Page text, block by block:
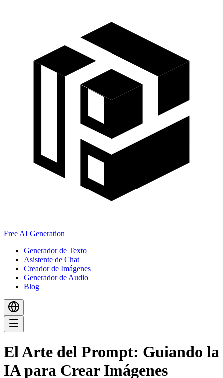
Free AI Generation
Generador de Texto
Asistente de Chat
Creador de Imágenes
Generador de Audio
Blog
El Arte del Prompt: Guiando la
IA para Crear Imágenes